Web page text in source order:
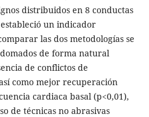
distribuidos en 8 conductas
un indicador
las dos metodologías se
de forma natural
de conflictos de
como mejor recuperación
cardiaca basal (p<0,01),
de técnicas no abrasivas